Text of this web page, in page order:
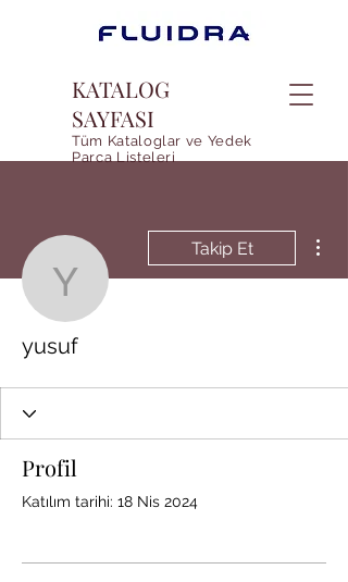
KATALOG
SAYFASI
Tüm Kataloglar ve Yedek
Parca Listeleri
yusuf
Takip Et
yusuf
Profil
Katılım tarihi: 18 Nis 2024